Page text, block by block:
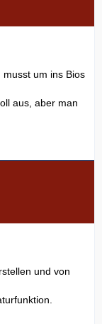
um ins Bios
aus, aber man
und von